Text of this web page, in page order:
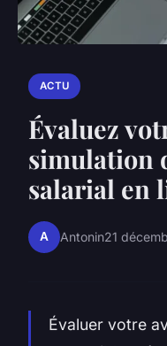
ACTU
Évaluez
simulation
salarial en
A Antonin21
Évaluer votre